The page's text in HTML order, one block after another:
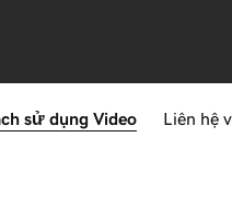
sử dụng Video Liên hệ